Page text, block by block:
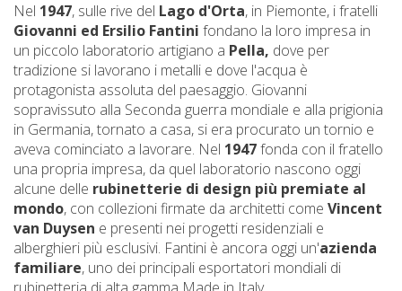
Nel 1947, sulle rive del Lago d'Orta, in Piemonte, i fratelli
Giovanni ed Ersilio Fantini fondano la loro impresa in
un piccolo laboratorio artigiano a Pella, dove per
tradizione si lavorano i metalli e dove l'acqua è
protagonista assoluta del paesaggio. Giovanni
sopravissuto alla Seconda guerra mondiale e alla prigionia
in Germania, tornato a casa, si era procurato un tornio e
aveva cominciato a lavorare. Nel 1947fonda con il fratello
una propria impresa, da quel laboratorio nascono oggi
alcune delle rubinetterie di design più premiate al
mondo, con collezioni firmate da architetti come Vincent
van Duysen e presenti nei progetti residenziali e
alberghieri più esclusivi. Fantini è ancora oggi un'azienda
familiare, uno dei principali esportatori mondiali di